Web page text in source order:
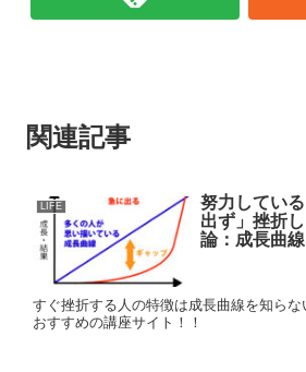
関連記事
LIFE
努力してい
出ず」挫折
論：成長曲線
すぐ挫折する人の特徴は成長曲線を知ら
おすすめの講座サイト！！